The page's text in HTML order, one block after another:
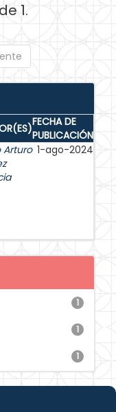
1.
FECHA DE
PUBLICACIÓN
Arturo 1-ago-2024
1
1
1